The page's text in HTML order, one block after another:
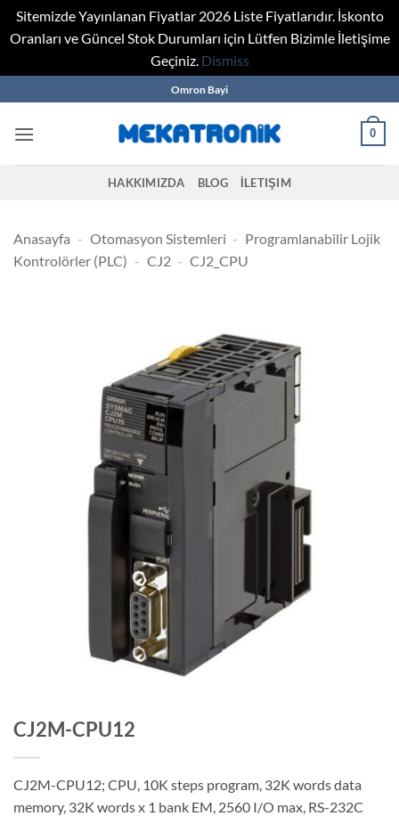
Sitemizde Yayınlanan Fiyatlar 2026 Liste Fiyatlarıdır. İskonto
Oranları ve Güncel Stok Durumları için Lütfen Bizimle İletişime
Geçiniz. Dismiss
to
content
Omron Bayi
0
HAKKIMIZDA BLOG İLETIŞIM
Anasayfa - Otomasyon Sistemleri - Programlanabilir Lojik
Kontrolörler (PLC) - CJ2 - CJ2_CPU
CJ2M-CPU12
CJ2M-CPU12; CPU, 10K steps program, 32K words data
memory, 32K words x 1 bank EM, 2560 I/O max, RS-232C